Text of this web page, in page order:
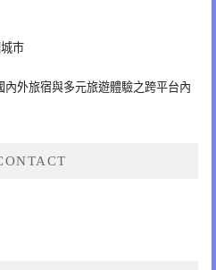
市
外旅宿與多元旅遊體驗之跨平台內